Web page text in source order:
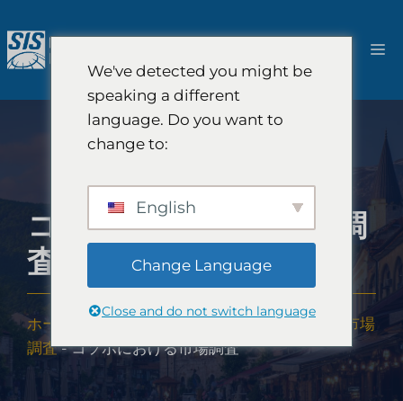
ン
テ
ッ
メ
コソボにおける市場調
査
ホーム
ヨーロッパにおける市場
調査-コソボにおける市場調査
We've detected you might be
speaking a different
language. Do you want to
change to:
English
Change Language
Close and do not switch language